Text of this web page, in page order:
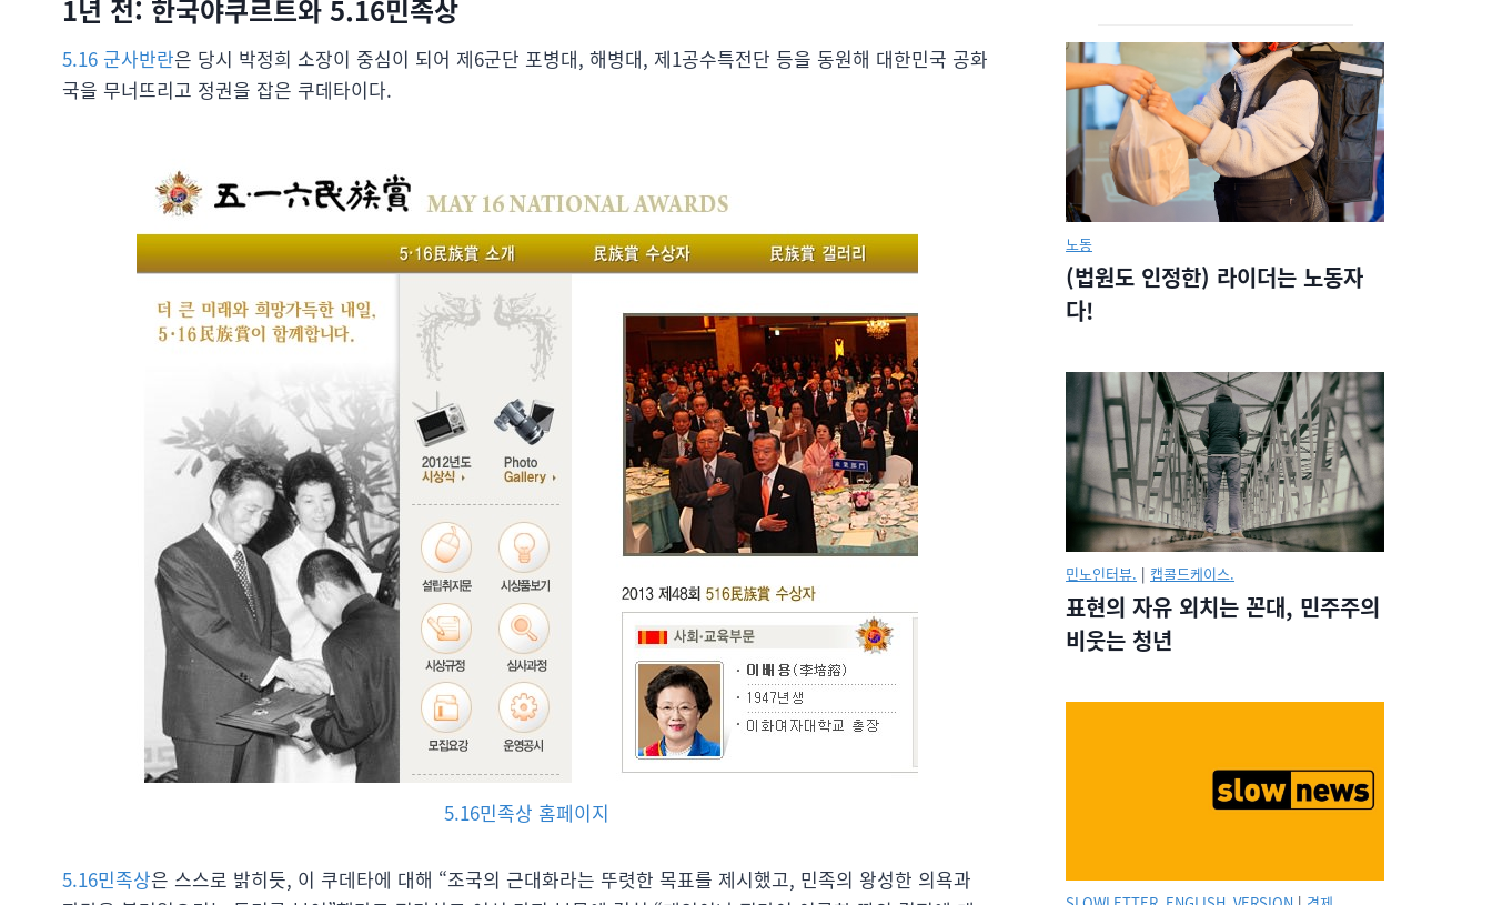
1년 전: 한국야쿠르트와 5.16민족상
5.16 군사반란은 당시 박정희 소장이 중심이 되어 제6군단 포병대, 해병대, 제1공수특전단 등을 동원해 대한민국 공화
국을 무너뜨리고 정권을 잡은 쿠데타이다.
5.16민족상 홈페이지
5.16민족상은 스스로 밝히듯, 이 쿠데타에 대해 “조국의 근대화라는 뚜렷한 목표를 제시했고, 민족의 왕성한 의욕과
노동
(법원도 인정한) 라이더는 노동자
다!
민노인터뷰. | 캡콜드케이스.
표현의 자유 외치는 꼰대, 민주주의
비웃는 청년